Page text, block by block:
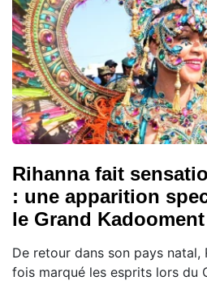
Rihanna fait
: une apparition
le Grand
De retour dans son pays natal,
fois marqué les esprits lors du